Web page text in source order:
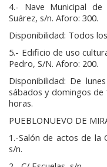
4.- Nave Municipal
Suárez, s/n. Aforo: 300.
Disponibilidad: Todos
5.- Edificio de uso
Pedro, S/N. Aforo: 200.
Disponibilidad: De
sábados y domingos de
horas.
PUEBLONUEVO DE
1.-Salón de actos de la
s/n.